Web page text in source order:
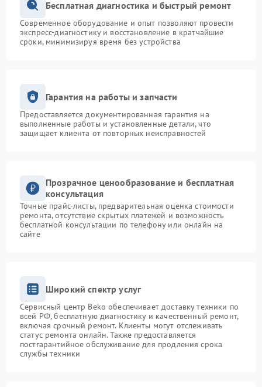
Бесплатная диагностика и быстрый ремонт
Современное оборудование и опыт позволяют провести
экспресс-диагностику и восстановление в кратчайшие
сроки, минимизируя время без устройства
Гарантия на работы и запчасти
Предоставляется документированная гарантия на
выполненные работы и установленные детали, что
защищает клиента от повторных неисправностей
Прозрачное ценообразование и бесплатная
консультация
Точные прайс-листы, предварительная оценка стоимости
ремонта, отсутствие скрытых платежей и возможность
бесплатной консультации по телефону или онлайн на
сайте
Широкий спектр услуг
Сервисный центр Beko обеспечивает доставку техники по
всей РФ, бесплатную диагностику и качественный ремонт,
включая срочный ремонт. Клиенты могут отслеживать
статус ремонта онлайн. Также предоставляется
постгарантийное обслуживание для продления срока
службы техники